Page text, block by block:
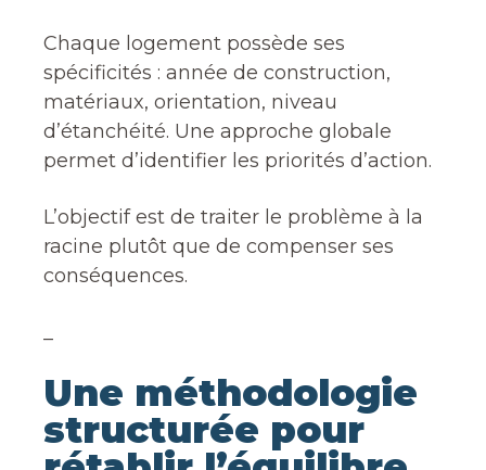
Chaque logement possède ses
spécificités : année de construction,
matériaux, orientation, niveau
d’étanchéité. Une approche globale
permet d’identifier les priorités d’action.
L’objectif est de traiter le problème à la
racine plutôt que de compenser ses
conséquences.
Une méthodologie
structurée pour